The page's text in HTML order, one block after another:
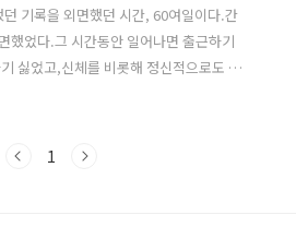
기록을 외면했던 시간, 60여일이다.간
했었다.그 시간동안 일어나면 출근하기
싫었고,신체를 비롯해 정신적으로도 지
고 싶어서 구매했던 책들도,푸념거리를
한 시간에는 쇼츠나 릴스, 게임을 하며 귀
1